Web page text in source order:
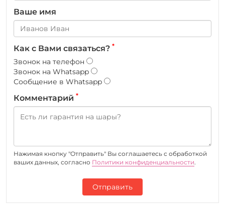
Ваше имя
Как с Вами связаться? *
Звонок на телефон
Звонок на Whatsapp
Сообщение в Whatsapp
Комментарий *
Нажимая кнопку "Отправить" Вы соглашаетесь c обработкой
ваших данных, согласно Политики конфиденциальности.
Отправить